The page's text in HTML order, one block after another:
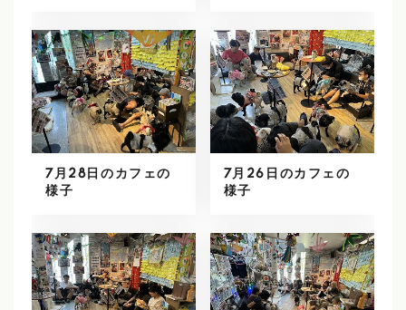
7月28日のカフェの
様子
7月26日のカフェの
様子